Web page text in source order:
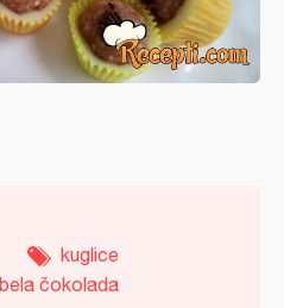
kuglice
bela čokolada